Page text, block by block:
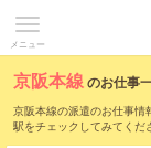
メニュー
京阪本線のお仕事
京阪本線の派遣のお仕事情
駅をチェックしてみてくだ